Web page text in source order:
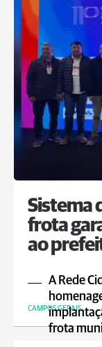
Sistema
frota
ao
A Rede
frota
CAMPOS GERAIS